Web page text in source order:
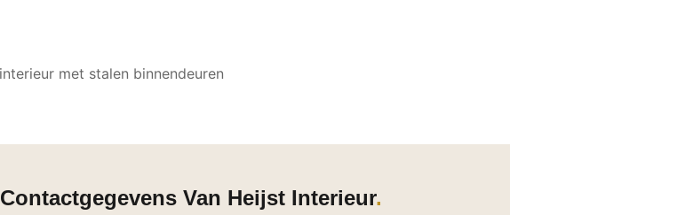
Contactgegevens Van Heijst Interieur